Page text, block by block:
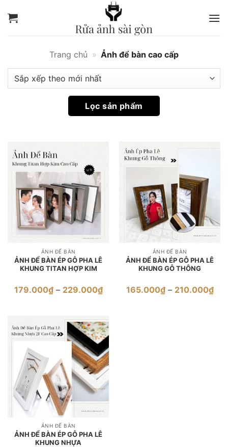
quaẢnh
cao
cấp
Gòn
Trang chủ » Ảnh để bàn cao cấp
Lọc sản phẩm
ẢNH ĐỂ BÀN
ẢNH ĐỂ BÀN ÉP GỖ PHA LÊ
KHUNG TITAN HỢP KIM
179.000₫ – 229.000₫Khoảng
giá:
đến
229.000₫
ẢNH ĐỂ BÀN
ẢNH ĐỂ BÀN ÉP GỖ PHA LÊ
KHUNG GỖ THÔNG
165.000₫ – 210.000₫
giá:
ẢNH ĐỂ BÀN
ẢNH ĐỂ BÀN ÉP GỖ PHA LÊ
KHUNG NHỰA